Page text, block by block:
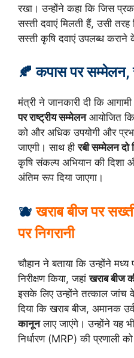
रखा। उन्होंने कहा कि जिस
सस्ती दवाएं मिलती हैं, उसी तरह
सस्ती कृषि दवाएं उपलब्ध
🍂कपास पर सम्मेलन,
मंत्री ने जानकारी दी कि आगामी
पर राष्ट्रीय सम्मेलनआयोजित
को और अधिक उपयोगी और
जाएगी। साथ हीरबी सम्मेलन दो
कृषि संकल्प अभियान की दिशा
अंतिम रूप दिया जाएगा।
🫐खराब बीज पर
पर निगरानी
चौहान ने बताया कि उन्होंने
निरीक्षण किया, जहांखराब बीज
इसके लिए उन्होंने तत्काल
दिया कि खराब बीज, अमानक
कानूनलाए जाएंगे। उन्होंने यह
निर्धारण (MRP) की प्रणाली